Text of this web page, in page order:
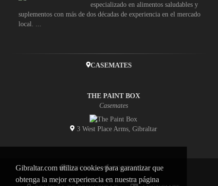
Gibraltar.com utiliza cookies para garantizar que
obtenga la mejor experiencia en nuestra página
especializado en alimentos saludables y
suplementos con más de dos décadas de experiencia en el mercado
local. ...
CASEMATES
THE PAINT BOX
Casemates
3 West Place Arms, Gibraltar
INICIO CONTACTO